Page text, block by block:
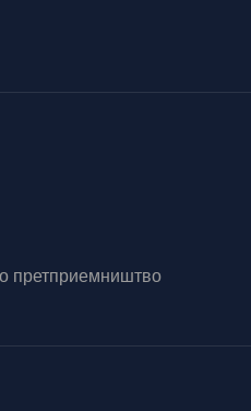
претприемништво